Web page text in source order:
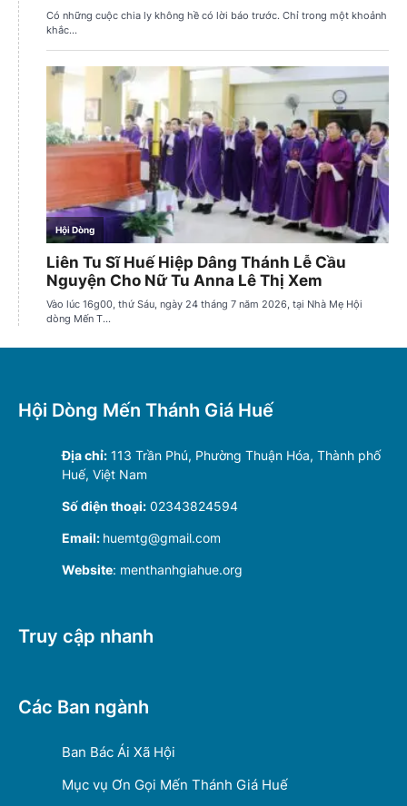
Hội Dòng Mến Thánh Giá Huế
Địa chỉ: 113 Trần Phú, Phường Thuận Hóa, Thành phố
Huế, Việt Nam
Số điện thoại: 02343824594
Email: huemtg@gmail.com
Website: menthanhgiahue.org
Truy cập nhanh
Các Ban ngành
Ban Bác Ái Xã Hội
Mục vụ Ơn Gọi Mến Thánh Giá Huế